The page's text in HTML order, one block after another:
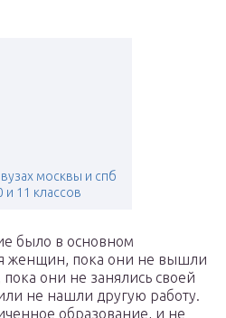
москвы и спб
и 11 классов
было в основном
женщин, пока они не вышли
они не занялись своей
не нашли другую работу.
образование, и не